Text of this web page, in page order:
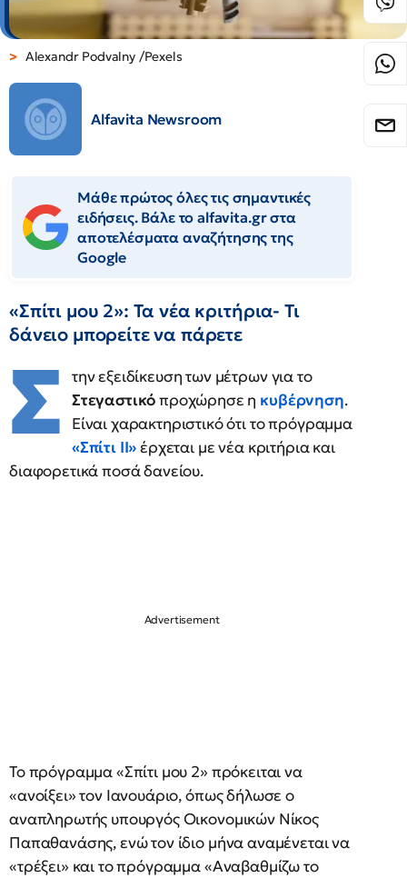
Alexandr Podvalny /Pexels
Alfavita Newsroom
Μάθε πρώτος όλες τις σημαντικές
ειδήσεις. Βάλε το alfavita.gr στα
αποτελέσματα αναζήτησης της
Google
«Σπίτι μου 2»: Τα νέα κριτήρια- Τι
δάνειο μπορείτε να πάρετε
Σ την εξειδίκευση των μέτρων για το
Στεγαστικόπροχώρησε η κυβέρνηση.
Είναι χαρακτηριστικό ότι το πρόγραμμα
«Σπίτι ΙΙ»έρχεται με νέα κριτήρια και
διαφορετικά ποσά δανείου.
Το πρόγραμμα «Σπίτι μου 2» πρόκειται να
«ανοίξει» τον Ιανουάριο, όπως δήλωσε ο
αναπληρωτής υπουργός Οικονομικών Νίκος
Παπαθανάσης, ενώ τον ίδιο μήνα αναμένεται να
«τρέξει» και το πρόγραμμα «Αναβαθμίζω το